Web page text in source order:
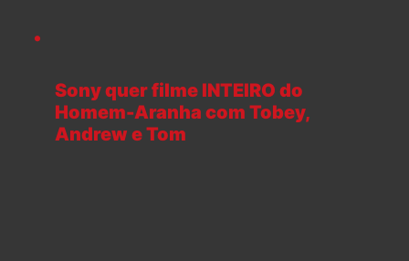
Sony quer filme INTEIRO do
Homem-Aranha com Tobey,
Andrew e Tom